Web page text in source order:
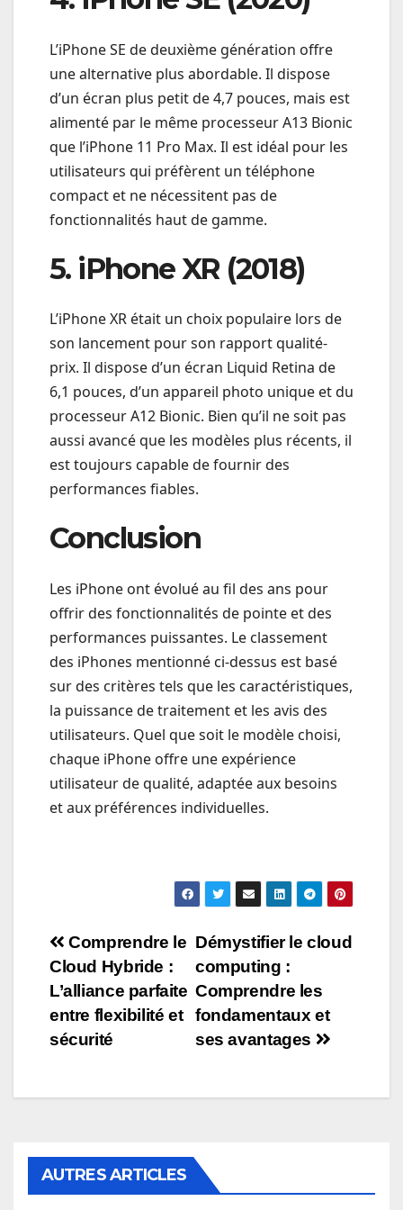
L’iPhone SE de deuxième génération offre
une alternative plus abordable. Il dispose
d’un écran plus petit de 4,7 pouces, mais est
alimenté par le même processeur A13 Bionic
que l’iPhone 11 Pro Max. Il est idéal pour les
utilisateurs qui préfèrent un téléphone
compact et ne nécessitent pas de
fonctionnalités haut de gamme.
5. iPhone XR (2018)
L’iPhone XR était un choix populaire lors de
son lancement pour son rapport qualité-
prix. Il dispose d’un écran Liquid Retina de
6,1 pouces, d’un appareil photo unique et du
processeur A12 Bionic. Bien qu’il ne soit pas
aussi avancé que les modèles plus récents, il
est toujours capable de fournir des
performances fiables.
Conclusion
Les iPhone ont évolué au fil des ans pour
offrir des fonctionnalités de pointe et des
performances puissantes. Le classement
des iPhones mentionné ci-dessus est basé
sur des critères tels que les caractéristiques,
la puissance de traitement et les avis des
utilisateurs. Quel que soit le modèle choisi,
chaque iPhone offre une expérience
utilisateur de qualité, adaptée aux besoins
et aux préférences individuelles.
Navigation
de
l’article
Démystifier le cloud
computing :
Comprendre les
fondamentaux et
ses avantages
Comprendre le
Cloud Hybride :
L’alliance parfaite
entre flexibilité et
sécurité
AUTRES ARTICLES